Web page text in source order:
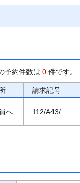
予約件数は 0 件です。
請求記号
へ 112/A43/